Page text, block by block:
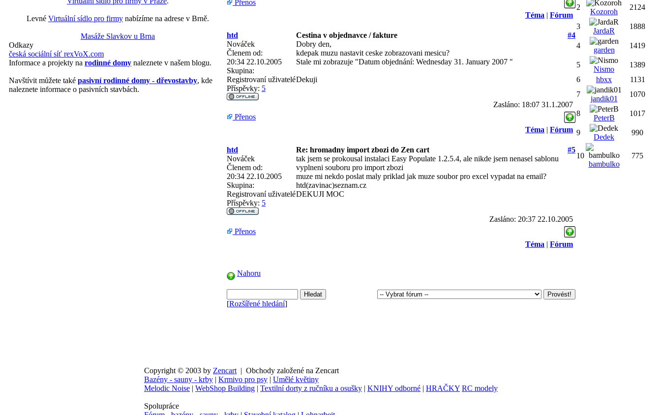
Levné Virtuální sídlo pro firmy nabízíme na adrese v Brně.
Masáže Slavkov u Brna
Odkazy
česká sociální síť rexVoX.com
Informace a projekty na rodinné domy naleznete v našem blogu.
Navštívit můžete také pasivní rodinné domy - dřevostavby, kde
naleznete informace o pasivních stavbách.
Přenos
Téma | Fórum
htd Cestina v objednavce / fakture
#4
Nováček
Členem od:
20:34 22.10.2005
Skupina:
Registrovaní uživatelé
Příspěvky: 5
Dobry den,
kdepak muzu nastavit ceske zobrazovani mesicu?
Stale mi zobrazuje "Datum objednání: Wednesday 31. January 2007 "
Dekuji
Zasláno: 18:07 31.1.2007
Přenos
Téma | Fórum
htd Re: hromadny import zbozi do Zen cart
#5
Nováček
Členem od:
20:34 22.10.2005
Skupina:
Registrovaní uživatelé
Příspěvky: 5
tak jsem se prokousal instalaci Easy Populate 1.2.5.4, ale nikde jsem nenasel sablonu
vyplneni souboru pro import zbozi
muze mi nekdo poslat maly priklad jak muze soubor pro excel vypadat na email?
htd(zavinac)seznam.cz
DEKUJI MOC
Zasláno: 20:37 22.10.2005
Přenos
Téma | Fórum
Nahoru
[Rozšířené hledání]
2
Kozoroh
2124
3
JardaR
1888
4
garden
1419
5
Nismo
1389
6
hbxx
1131
7
jandik01
1070
8
PeterB
1017
9
Dedek
990
10
bambulko
775
Copyright © 2003 by Zencart | Obchody založené na Zencart
Bazény - sauny - krby | Krmivo pro psy | Umělé květiny
Melodic Noise | WebShop Building | Textilní dorty z ručníku a osušky | KNIHY odborné | HRAČKY RC modely
Spolupráce